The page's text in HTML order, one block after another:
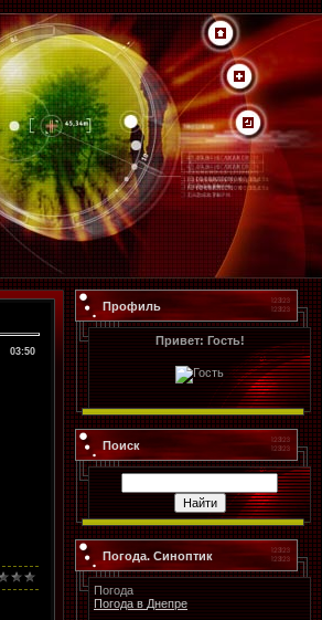
03:50
Профиль
Привет: Гость!
Поиск
Погода. Синоптик
Погода
Погода в Днепре